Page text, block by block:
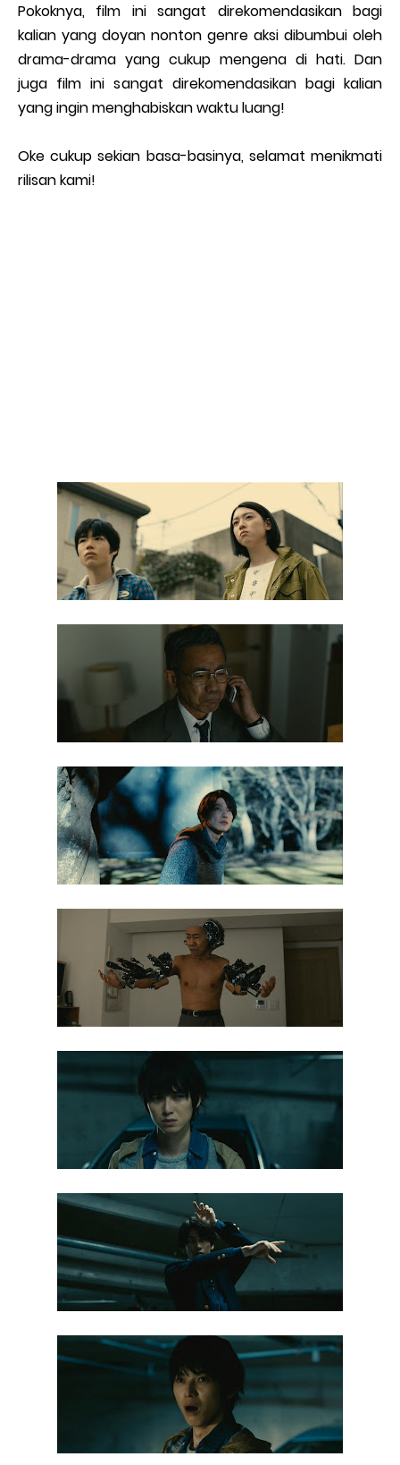
Pokoknya, film ini sangat direkomendasikan bagi
kalian yang doyan nonton genre aksi dibumbui oleh
drama-drama yang cukup mengena di hati. Dan
juga film ini sangat direkomendasikan bagi kalian
yang ingin menghabiskan waktu luang!
Oke cukup sekian basa-basinya, selamat menikmati
rilisan kami!